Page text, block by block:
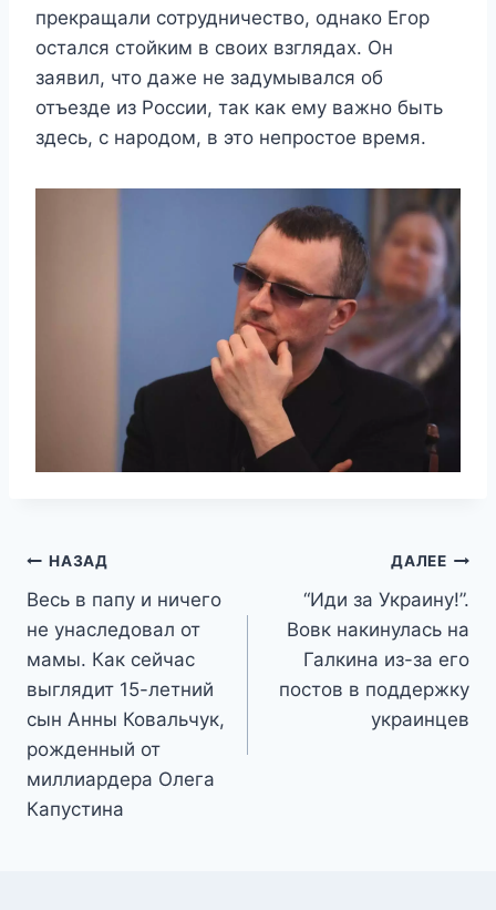
прекращали сотрудничество, однако Егор
остался стойким в своих взглядах. Он
заявил, что даже не задумывался об
отъезде из России, так как ему важно быть
здесь, с народом, в это непростое время.
Навигация
по
записям
НАЗАД
Весь в папу и ничего
не унаследовал от
мамы. Как сейчас
выглядит 15-летний
сын Анны Ковальчук,
рожденный от
миллиардера Олега
Капустина
ДАЛЕЕ
“Иди за Украину!”.
Вовк накинулась на
Галкина из-за его
постов в поддержку
украинцев